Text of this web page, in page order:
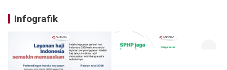
Infografik